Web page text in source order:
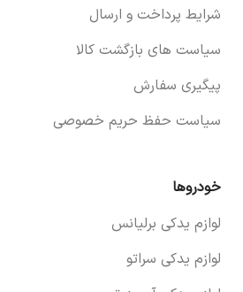
شرایط پرداخت و ارسال
سیاست های بازگشت کالا
پیگیری سفارش
سیاست حفظ حریم خصوصی
خودروها
لوازم یدکی برلیانس
لوازم یدکی سراتو